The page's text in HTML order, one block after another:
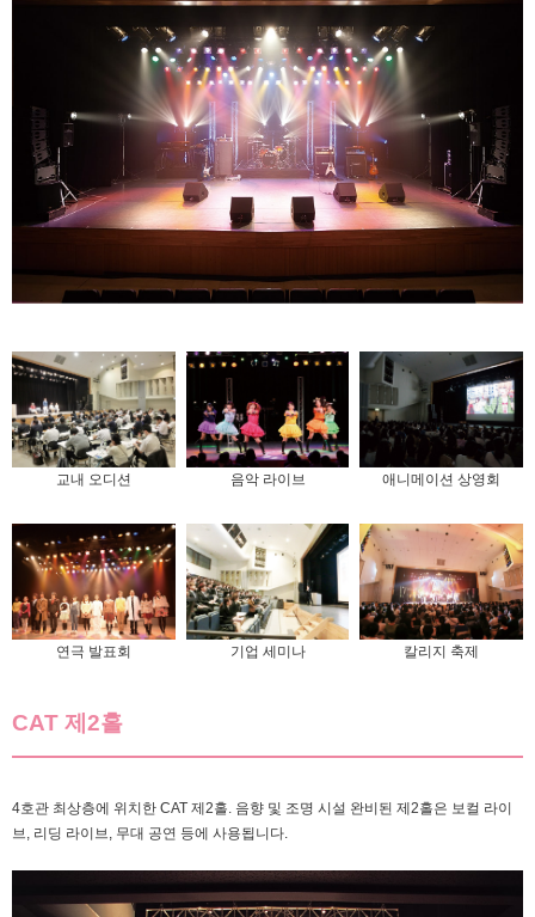
교내 오디션 음악 라이브 애니메이션 상영회
연극 발표회 기업 세미나 칼리지 축제
CAT 제2홀
4호관 최상층에 위치한 CAT 제2홀. 음향 및 조명 시설 완비된 제2홀은 보컬 라이
브, 리딩 라이브, 무대 공연 등에 사용됩니다.